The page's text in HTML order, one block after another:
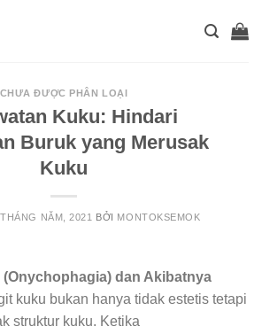
CHƯA ĐƯỢC PHÂN LOẠI
Kuku: Hindari
Buruk yang Merusak
Kuku
NĂM, 2021 BỞI MONTOKSEMOK
dan Akibatnya
kuku bukan hanya tidak estetis tetapi
struktur kuku. Ketika